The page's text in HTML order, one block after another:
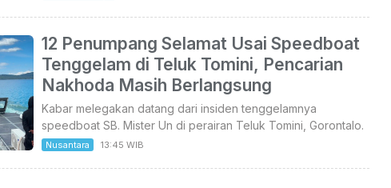
12 Penumpang Selamat Usai Speedboat
Tenggelam di Teluk Tomini, Pencarian
Nakhoda Masih Berlangsung
Kabar melegakan datang dari insiden tenggelamnya
speedboat SB. Mister Un di perairan Teluk Tomini, Gorontalo.
Nusantara 13:45 WIB